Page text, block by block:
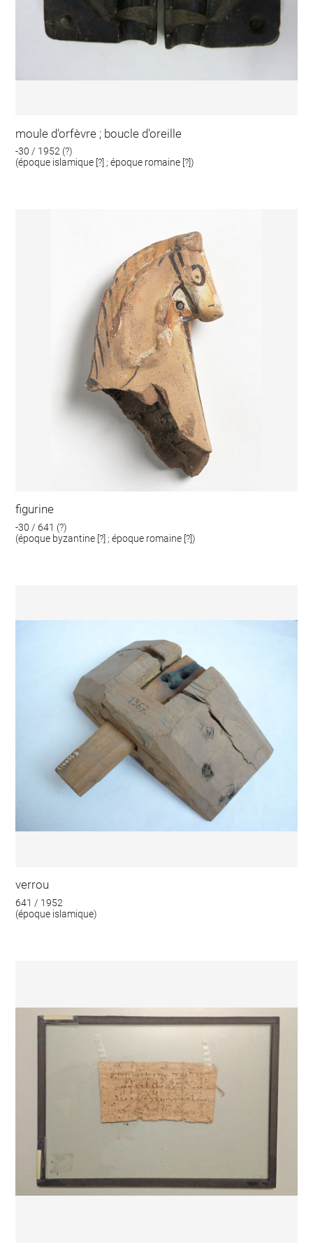
moule d'orfèvre ; boucle d'oreille
-30 / 1952 (?)
(époque islamique [?] ; époque romaine [?])
figurine
-30 / 641 (?)
(époque byzantine [?] ; époque romaine [?])
verrou
641 / 1952
(époque islamique)